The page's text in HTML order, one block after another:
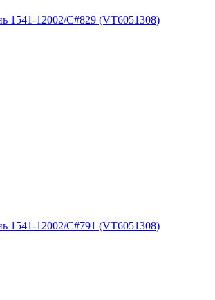
1541-12002/C#829 (VT6051308)
1541-12002/C#791 (VT6051308)